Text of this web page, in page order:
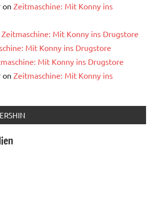
on Zeitmaschine: Mit Konny ins
Zeitmaschine: Mit Konny ins Drugstore
Mit Konny ins Drugstore
Mit Konny ins Drugstore
on Zeitmaschine: Mit Konny ins